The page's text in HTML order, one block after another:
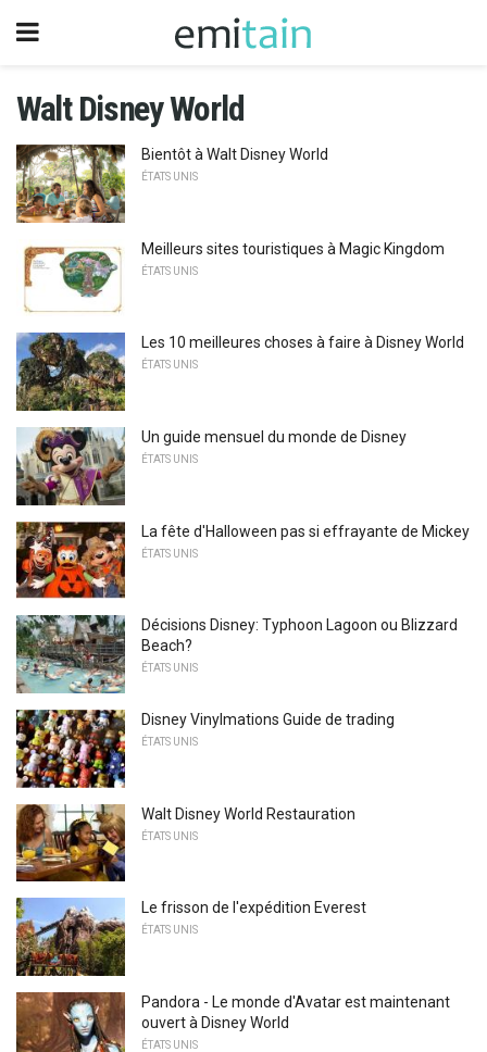
Walt Disney World
Bientôt à Walt Disney World
ÉTATS UNIS
Meilleurs sites touristiques à Magic Kingdom
ÉTATS UNIS
Les 10 meilleures choses à faire à Disney World
ÉTATS UNIS
Un guide mensuel du monde de Disney
ÉTATS UNIS
La fête d'Halloween pas si effrayante de Mickey
ÉTATS UNIS
Décisions Disney: Typhoon Lagoon ou Blizzard
Beach?
ÉTATS UNIS
Disney Vinylmations Guide de trading
ÉTATS UNIS
Walt Disney World Restauration
ÉTATS UNIS
Le frisson de l'expédition Everest
ÉTATS UNIS
Pandora - Le monde d'Avatar est maintenant
ouvert à Disney World
ÉTATS UNIS